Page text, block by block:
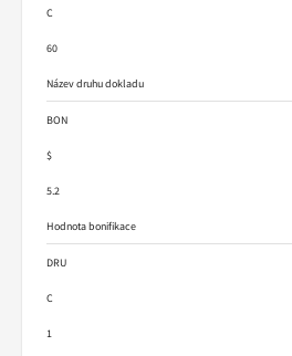
C
60
Název druhu dokladu
BON
$
5.2
Hodnota bonifikace
DRU
C
1